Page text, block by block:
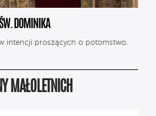
DOMINIKA
intencji proszących o potomstwo.
MAŁOLETNICH